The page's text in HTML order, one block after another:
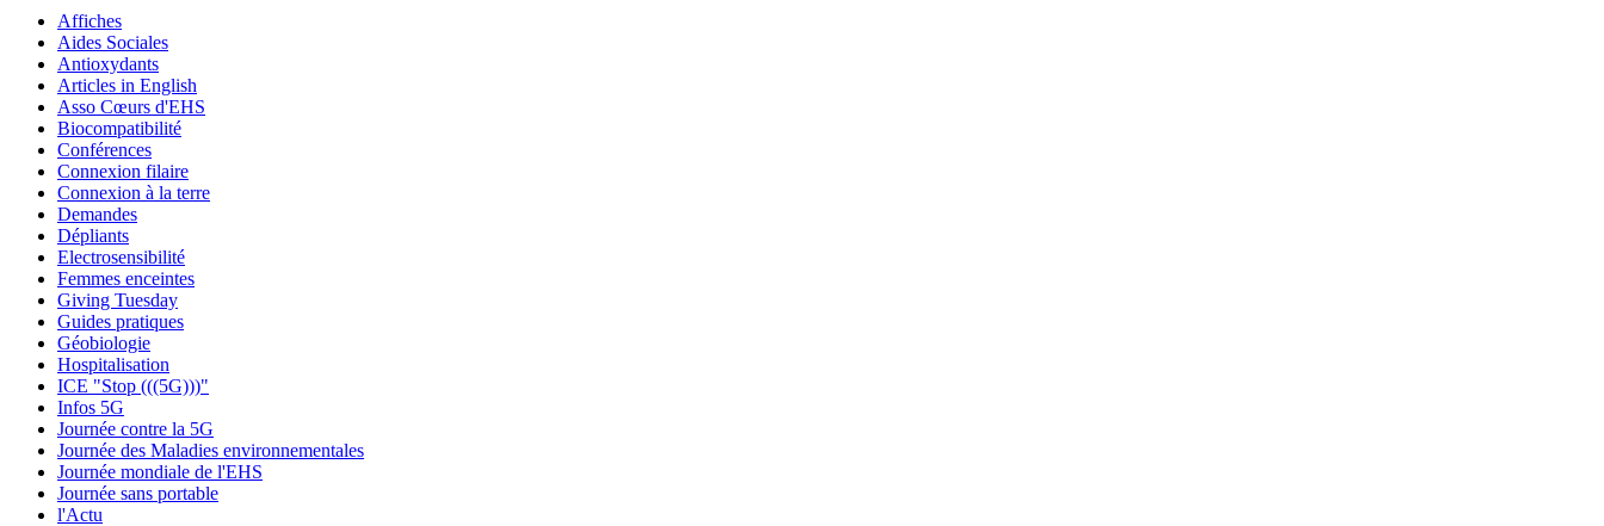
Affiches
Aides Sociales
Antioxydants
Articles in English
Asso Cœurs d'EHS
Biocompatibilité
Conférences
Connexion filaire
Connexion à la terre
Demandes
Dépliants
Electrosensibilité
Femmes enceintes
Giving Tuesday
Guides pratiques
Géobiologie
Hospitalisation
ICE "Stop (((5G)))"
Infos 5G
Journée contre la 5G
Journée des Maladies environnementales
Journée mondiale de l'EHS
Journée sans portable
l'Actu